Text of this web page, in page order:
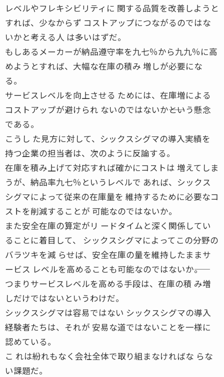
レベルやフレキシビリティに 関する品質を改善しようと
すれば、少なからず コストアップにつながるのではな
いかと考える人 は多いはずだ。
もしあるメーカーが納品遵守率を九七％から九九％に高
めようとすれば、大幅な在庫の積み 増しが必要にな
る。
サービスレベルを向上させる ためには、在庫増による
コストアップが避けられ ないのではないか――という懸念
である。
こうし た見方に対して、シックスシグマの導入実績を
持つ企業の担当者は、次のように反論する。
在庫を積み上げて対応すれば確かにコストは 増えてしま
うが、納品率九七％というレベルで あれば、シックス
シグマによって従来の在庫量を 維持するために必要なコ
ストを削減することが 可能なのではないか。
また安全在庫の算定がリ ードタイムと深く関係してい
ることに着目して、 シックスシグマによってこの分野の
バラツキを減 らせば、安全在庫の量を維持したままサ
ービス レベルを高めることも可能なのではないか――。
つまりサービスレベルを高める手段は、在庫の積 み増
しだけではないというわけだ。
シックスシグマは容易ではない シックスシグマの導入
経験者たちは、それが 安易な道ではないことを一様に
認めている。
こ れは紛れもなく会社全体で取り組まなければな らな
い課題だ。